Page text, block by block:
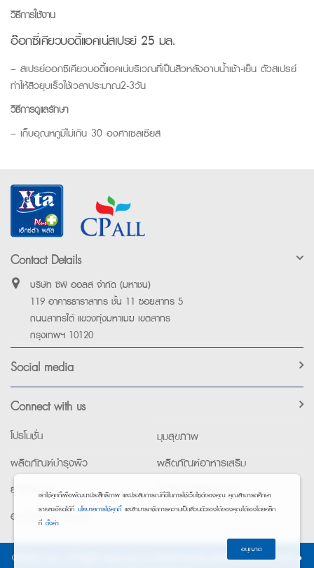
วิธีการใช้งาน
อ๊อกซี่เคียวบอดี้แอคเน่สเปรย์ 25 มล.
– สเปรย์ออกซิเคียวบอดี้แอคเน่บริเวณที่เป็นสิวหลังอาบน้ำเช้า-เย็น ตัวสเปรย์
ทำให้สิวยุบเร็วใช้เวลาประมาณ2-3วัน
วิธีการดูแลรักษา
– เก็บอุณหภูมิไม่เกิน 30 องศาเซลเซียส
Contact Details
บริษัท ซีพี ออลล์ จำกัด (มหาชน)
119 อาคารธาราสาทร ชั้น 11 ซอยสาทร 5
ถนนสาทรใต้ แขวงทุ่งมหาเมฆ เขตสาทร
กรุงเทพฯ 10120
Social media
Connect with us
โปรโมชั่น
มุมสุขภาพ
ผลิตภัณฑ์บำรุงผิว
ผลิตภัณฑ์อาหารเสริม
ยาใช้เฉพาะที่
อุปกรณ์เพื่อสุขภาพ
อาหารทางการแพทย์
©2026 Exta. All Rights Reserved. • การแจ้งการประมวลผลข้อมูลส่วนบุคคล
•
เราใช้คุกกี้เพื่อพัฒนาประสิทธิภาพ และประสบการณ์ที่ดีในการใช้เว็บไซต์ของคุณ คุณสามารถศึกษา
รายละเอียดได้ที่ นโยบายการใช้คุกกี้ และสามารถจัดการความเป็นส่วนตัวเองได้ของคุณได้เองโดยคลิก
ที่ ตั้งค่า
อนุญาต